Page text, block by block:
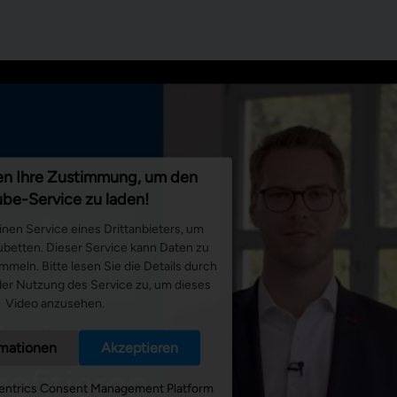
Ihre Zustimmung, um den
Service zu laden!
Service eines Drittanbieters, um
Dieser Service kann Daten zu
Bitte lesen Sie die Details durch
Nutzung des Service zu, um dieses
Video anzusehen.
Akzeptieren
Consent Management Platform